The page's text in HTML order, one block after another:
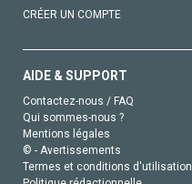
CRÉER UN COMPTE
AIDE & SUPPORT
Contactez-nous / FAQ
Qui sommes-nous ?
Mentions légales
© - Avertissements
Termes et conditions d'utilisation